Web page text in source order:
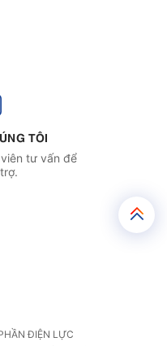
TÔI
tư vấn để
ĐIỆN LỰC